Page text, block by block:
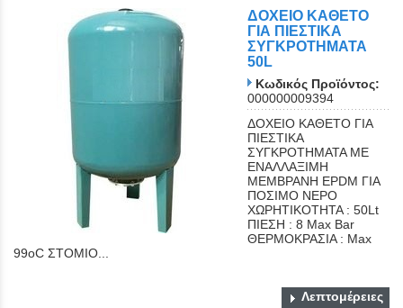
ΔΟΧΕΙΟ ΚΑΘΕΤΟ
ΓΙΑ ΠΙΕΣΤΙΚΑ
ΣΥΓΚΡΟΤΗΜΑΤΑ
50L
Κωδικός Προϊόντος:
000000009394
ΔΟΧΕΙΟ ΚΑΘΕΤΟ ΓΙΑ
ΠΙΕΣΤΙΚΑ
ΣΥΓΚΡΟΤΗΜΑΤΑ ΜΕ
ΕΝΑΛΛΑΞΙΜΗ
ΜΕΜΒΡΑΝΗ EPDM ΓΙΑ
ΠΟΣΙΜΟ ΝΕΡΟ
ΧΩΡΗΤΙΚΟΤΗΤΑ : 50Lt
ΠΙΕΣΗ : 8 Max Bar
ΘΕΡΜΟΚΡΑΣΙΑ : Max
99oC ΣΤΟΜΙΟ...
Λεπτομέρειες